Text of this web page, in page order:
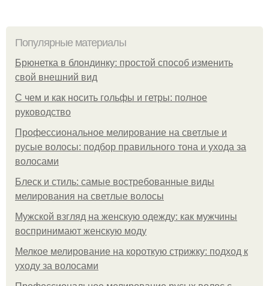
Популярные материалы
Брюнетка в блондинку: простой способ изменить
свой внешний вид
С чем и как носить гольфы и гетры: полное
руководство
Профессиональное мелирование на светлые и
русые волосы: подбор правильного тона и ухода за
волосами
Блеск и стиль: самые востребованные виды
мелирования на светлые волосы
Мужской взгляд на женскую одежду: как мужчины
воспринимают женскую моду
Мелкое мелирование на короткую стрижку: подход к
уходу за волосами